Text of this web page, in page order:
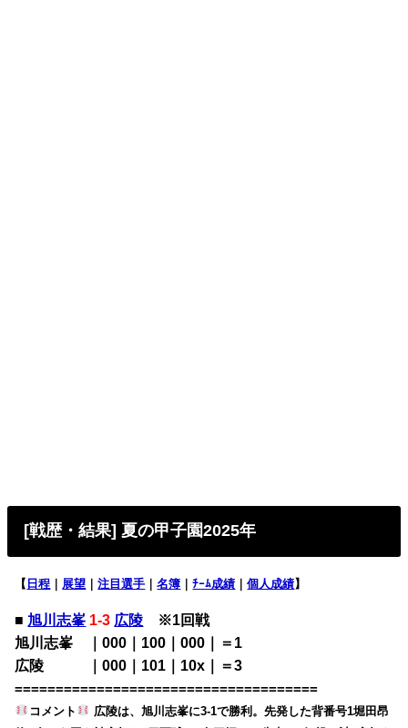
[戦歴・結果] 夏の甲子園2025年
【 日程 展望 ｜注目選手 ｜名簿 ｜ﾁｰﾑ成績 ｜個人成績】
■ 旭川志峯 1-3 広陵 ※1回戦
旭川志峯 ｜000｜100｜000｜＝1
広陵 ｜000｜101｜10x｜＝3
=====================================
コメント
広陵は、旭川志峯に3-1で勝利。先発した背番号1堀田昂